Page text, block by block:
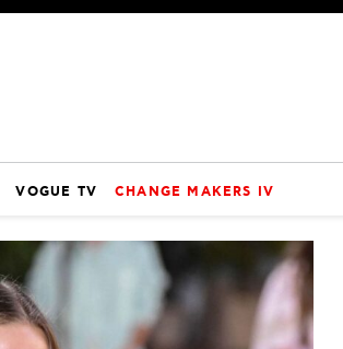
VOGUE TV CHANGE MAKERS IV